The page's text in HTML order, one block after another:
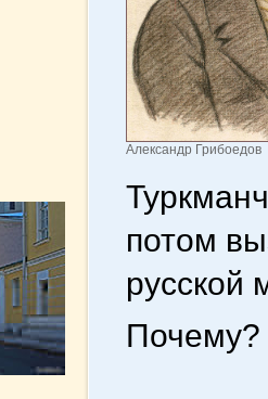
Александр Грибоедов
потом
русской
Почему?